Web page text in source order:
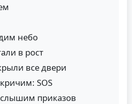
небо
в рост
все двери
SOS
приказов